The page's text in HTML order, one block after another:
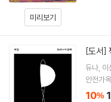
미리보기
[도서]
듀나 이
안전가옥
10%